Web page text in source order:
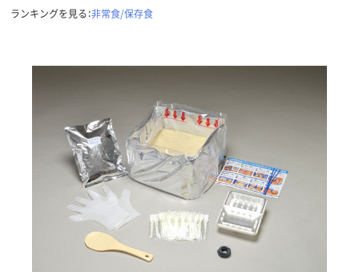
ランキングを見る：非常食/保存食